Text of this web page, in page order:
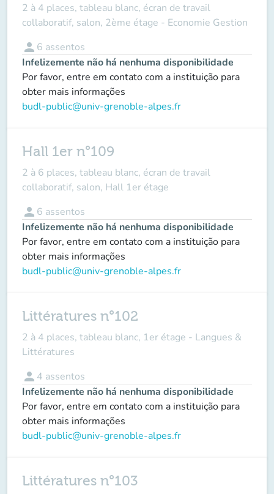
2 à 4 places, tableau blanc, écran de travail
collaboratif, salon, 2ème étage - Economie Gestion
person 6 assentos
Infelizemente não há nenhuma disponibilidade
Por favor, entre em contato com a instituição para
obter mais informações
budl-public@univ-grenoble-alpes.fr
Hall 1er n°109
2 à 6 places, tableau blanc, écran de travail
collaboratif, salon, Hall 1er étage
person 6 assentos
Infelizemente não há nenhuma disponibilidade
Por favor, entre em contato com a instituição para
obter mais informações
budl-public@univ-grenoble-alpes.fr
Littératures n°102
2 à 4 places, tableau blanc, 1er étage - Langues &
Littératures
person 4 assentos
Infelizemente não há nenhuma disponibilidade
Por favor, entre em contato com a instituição para
obter mais informações
budl-public@univ-grenoble-alpes.fr
Littératures n°103